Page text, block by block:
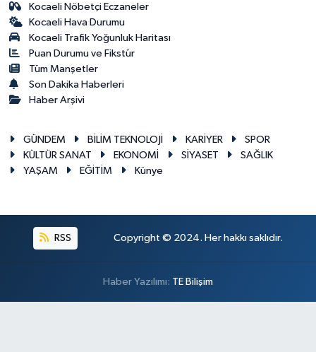
Kocaeli Nöbetçi Eczaneler
Kocaeli Hava Durumu
Kocaeli Trafik Yoğunluk Haritası
Puan Durumu ve Fikstür
Tüm Manşetler
Son Dakika Haberleri
Haber Arşivi
GÜNDEM BİLİM TEKNOLOJİ KARİYER
SPOR
KÜLTÜR SANAT
EKONOMİ SİYASET
SAĞLIK
YAŞAM
EĞİTİM Künye
RSS Copyright © 2024. Her hakkı saklıdır.
Haber Yazılımı: TE Bilişim